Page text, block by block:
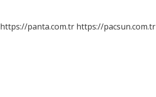
https://panta.com.tr https://pacsun.com.tr